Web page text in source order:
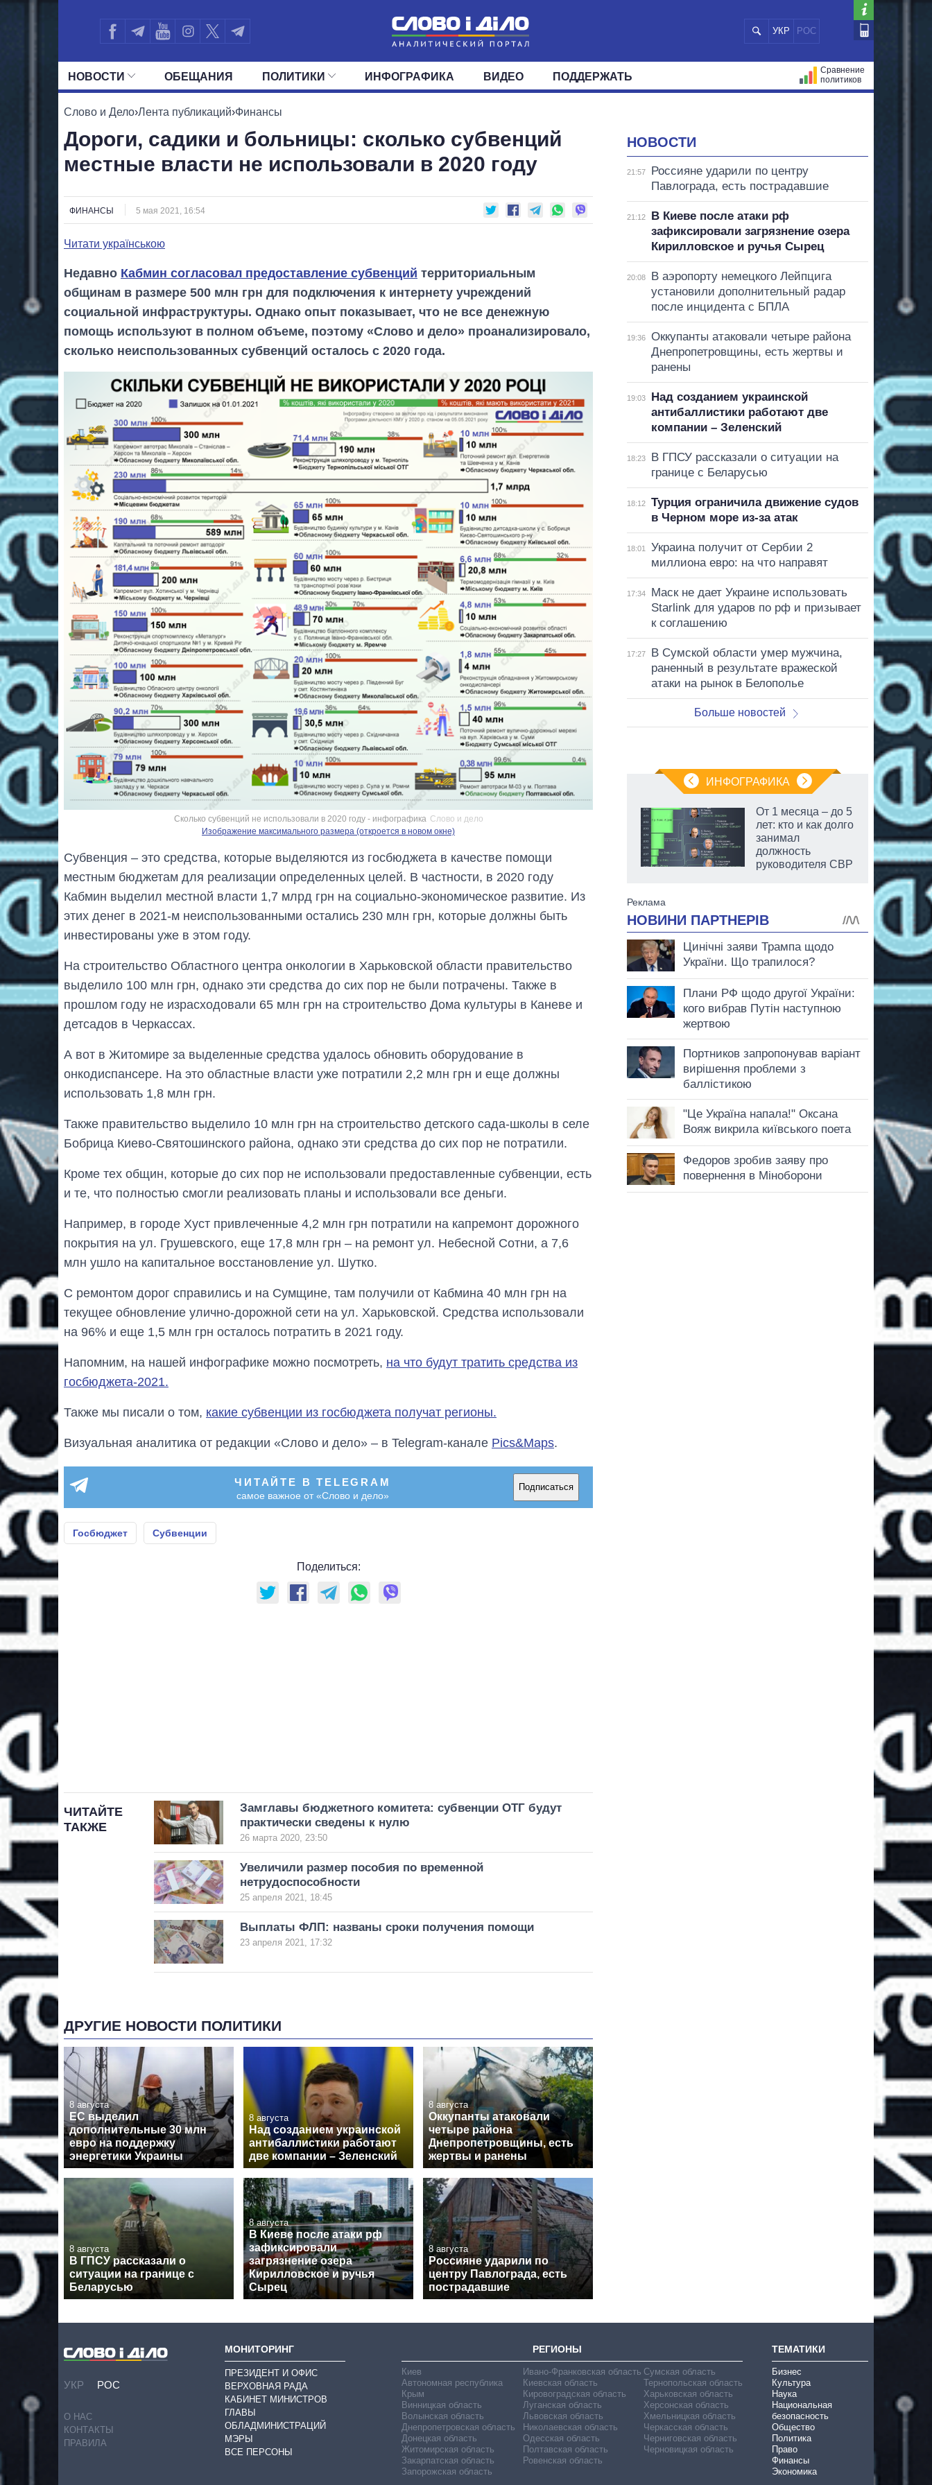
УКР РОС
НОВОСТИ
ПОЛИТИКА ЭКОНОМИКА ОБЩЕСТВО МИР
ОБЕЩАНИЯ ПОЛИТИКИ
ВСЕ ПОЛИТИКИ ПРЕЗИДЕНТ И ОФИС
ДЕПУТАТЫ КОМИТЕТЫ ФРАКЦИИ ОКРУГА
ИНФОГРАФИКА ВИДЕО ПОДДЕРЖАТЬ
Сравнение
политиков
Слово и Дело›Лента публикаций›Финансы
Дороги, садики и больницы: сколько субвенций
местные власти не использовали в 2020 году
ФИНАНСЫ 5 мая 2021, 16:54
Читати українською
Недавно Кабмин согласовал предоставление субвенций территориальным
общинам в размере 500 млн грн для подключения к интернету учреждений
социальной инфраструктуры. Однако опыт показывает, что не все денежную
помощь используют в полном объеме, поэтому «Слово и дело» проанализировало,
сколько неиспользованных субвенций осталось с 2020 года.
Сколько субвенций не использовали в 2020 году - инфографика Слово и дело
Изображение максимального размера (откроется в новом окне)
Субвенция ‒ это средства, которые выделяются из госбюджета в качестве помощи
местным бюджетам для реализации определенных целей. В частности, в 2020 году
Кабмин выделил местной власти 1,7 млрд грн на социально-экономическое развитие. Из
этих денег в 2021-м неиспользованными остались 230 млн грн, которые должны быть
инвестированы уже в этом году.
На строительство Областного центра онкологии в Харьковской области правительство
выделило 100 млн грн, однако эти средства до сих пор не были потрачены. Также в
прошлом году не израсходовали 65 млн грн на строительство Дома культуры в Каневе и
детсадов в Черкассах.
А вот в Житомире за выделенные средства удалось обновить оборудование в
онкодиспансере. На это областные власти уже потратили 2,2 млн грн и еще должны
использовать 1,8 млн грн.
Также правительство выделило 10 млн грн на строительство детского сада-школы в селе
Бобрица Киево-Святошинского района, однако эти средства до сих пор не потратили.
Кроме тех общин, которые до сих пор не использовали предоставленные субвенции, есть
и те, что полностью смогли реализовать планы и использовали все деньги.
Например, в городе Хуст привлеченные 4,2 млн грн потратили на капремонт дорожного
покрытия на ул. Грушевского, еще 17,8 млн грн ‒ на ремонт ул. Небесной Сотни, а 7,6
млн ушло на капитальное восстановление ул. Шутко.
С ремонтом дорог справились и на Сумщине, там получили от Кабмина 40 млн грн на
текущее обновление улично-дорожной сети на ул. Харьковской. Средства использовали
на 96% и еще 1,5 млн грн осталось потратить в 2021 году.
Напомним, на нашей инфографике можно посмотреть, на что будут тратить средства из
госбюджета-2021.
Также мы писали о том, какие субвенции из госбюджета получат регионы.
Визуальная аналитика от редакции «Слово и дело» – в Telegram-канале Pics&Maps.
ЧИТАЙТЕ В TELEGRAM
самое важное от «Слово и дело»
Подписаться
Госбюджет Субвенции
Поделиться:
ЧИТАЙТЕ
ТАКЖЕ
Замглавы бюджетного комитета: субвенции ОТГ будут
практически сведены к нулю
26 марта 2020, 23:50
Увеличили размер пособия по временной
нетрудоспособности
25 апреля 2021, 18:45
Выплаты ФЛП: названы сроки получения помощи
23 апреля 2021, 17:32
ДРУГИЕ НОВОСТИ ПОЛИТИКИ
8 августа
ЕС выделил
дополнительные 30 млн
евро на поддержку
энергетики Украины
8 августа
Над созданием украинской
антибаллистики работают
две компании – Зеленский
8 августа
Оккупанты атаковали
четыре района
Днепропетровщины, есть
жертвы и ранены
8 августа
В ГПСУ рассказали о
ситуации на границе с
Беларусью
8 августа
В Киеве после атаки рф
зафиксировали
загрязнение озера
Кирилловское и ручья
Сырец
8 августа
Россияне ударили по
центру Павлограда, есть
пострадавшие
НОВОСТИ
21:57
Россияне ударили по центру
Павлограда, есть пострадавшие
21:12
В Киеве после атаки рф
зафиксировали загрязнение озера
Кирилловское и ручья Сырец
20:08
В аэропорту немецкого Лейпцига
установили дополнительный радар
после инцидента с БПЛА
19:36
Оккупанты атаковали четыре района
Днепропетровщины, есть жертвы и
ранены
19:03
Над созданием украинской
антибаллистики работают две
компании – Зеленский
18:23
В ГПСУ рассказали о ситуации на
границе с Беларусью
18:12
Турция ограничила движение судов
в Черном море из-за атак
18:01
Украина получит от Сербии 2
миллиона евро: на что направят
17:34
Маск не дает Украине использовать
Starlink для ударов по рф и призывает
к соглашению
17:27
В Сумской области умер мужчина,
раненный в результате вражеской
атаки на рынок в Белополье
Больше новостей
ИНФОГРАФИКА
Дефицит памяти:
что прогнозируют
на 2027-й
От 1 месяца – до 5
лет: кто и как долго
занимал
должность
руководителя СВР
УКР РОС
О НАС
КОНТАКТЫ
ПРАВИЛА
МОНИТОРИНГ
ПРЕЗИДЕНТ И ОФИС
ВЕРХОВНАЯ РАДА
КАБИНЕТ МИНИСТРОВ
ГЛАВЫ
ОБЛАДМИНИСТРАЦИЙ
МЭРЫ
ВСЕ ПЕРСОНЫ
РЕГИОНЫ
Киев
Автономная республика
Крым
Винницкая область
Волынская область
Днепропетровская область
Донецкая область
Житомирская область
Закарпатская область
Запорожская область
Ивано-Франковская область
Киевская область
Кировоградская область
Луганская область
Львовская область
Николаевская область
Одесская область
Полтавская область
Ровенская область
Сумская область
Тернопольская область
Харьковская область
Херсонская область
Хмельницкая область
Черкасская область
Черниговская область
Черновицкая область
ТЕМАТИКИ
Бизнес
Культура
Наука
Национальная
безопасность
Общество
Политика
Право
Финансы
Экономика